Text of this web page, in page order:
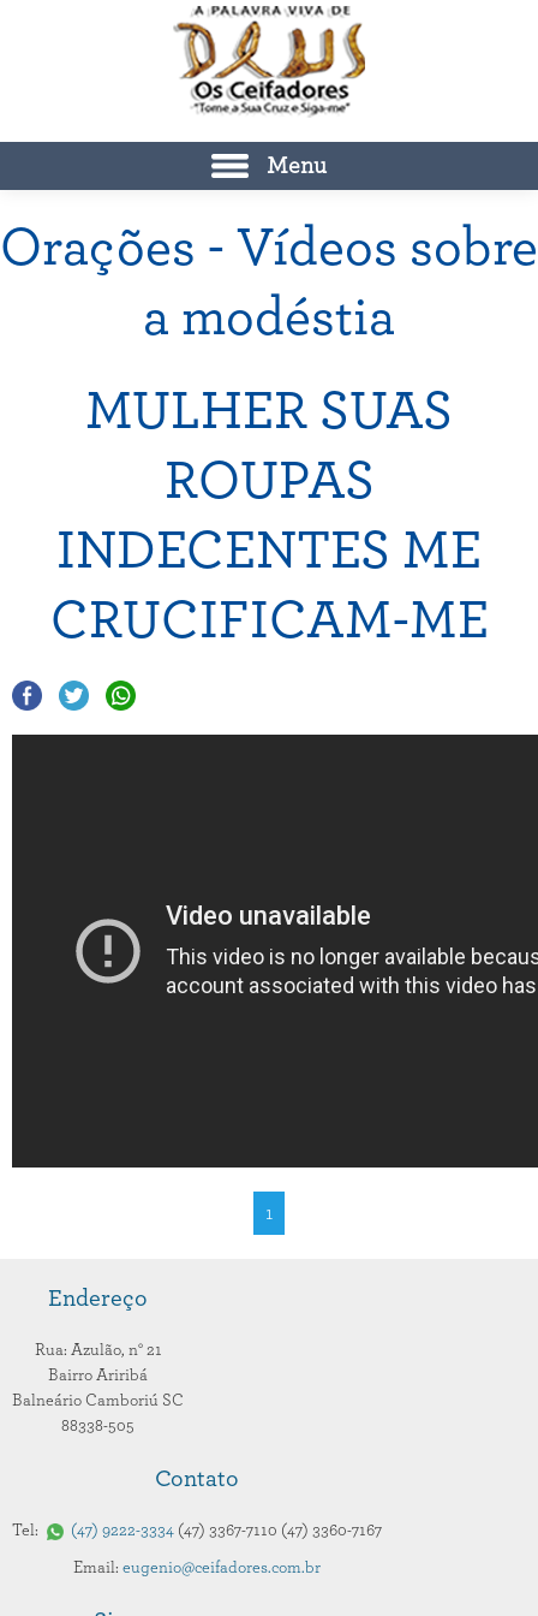
Menu
Orações - Vídeos sobre
a modéstia
MULHER SUAS
ROUPAS
INDECENTES ME
CRUCIFICAM-ME
1
Endereço
Rua: Azulão, n° 21
Bairro Ariribá
Balneário Camboriú SC
88338-505
Contato
Tel: 47 9222-3334 47 3367-7110 47 3360-7167
Email: eugenio@ceifadores.com.br